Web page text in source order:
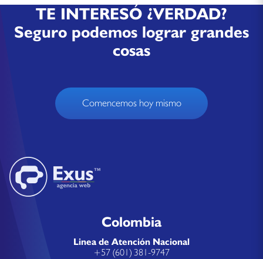
TE INTERESÓ ¿VERDAD?
Seguro podemos lograr grandes
cosas
Comencemos hoy mismo
Colombia
Linea de Atención Nacional
+57 (601) 381-9747